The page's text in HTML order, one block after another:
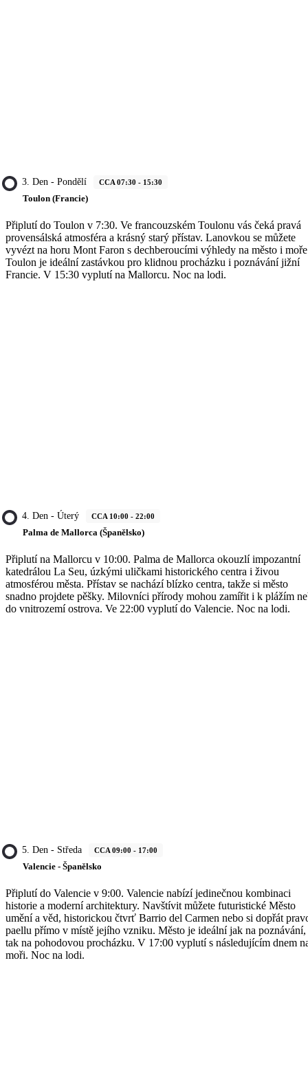
3. Den - Pondělí CCA 07:30 - 15:30
Toulon (Francie)
Připlutí do Toulon v 7:30. Ve francouzském Toulonu vás čeká pravá
provensálská atmosféra a krásný starý přístav. Lanovkou se můžete
vyvézt na horu Mont Faron s dechberoucími výhledy na město i
Toulon je ideální zastávkou pro klidnou procházku i poznávání jižní
Francie. V 15:30 vyplutí na Mallorcu. Noc na lodi.
4. Den - Úterý CCA 10:00 - 22:00
Palma de Mallorca (Španělsko)
Připlutí na Mallorcu v 10:00. Palma de Mallorca okouzlí impozantní
katedrálou La Seu, úzkými uličkami historického centra i živou
atmosférou města. Přístav se nachází blízko centra, takže si město
snadno projdete pěšky. Milovníci přírody mohou zamířit i k plážím
do vnitrozemí ostrova. Ve 22:00 vyplutí do Valencie. Noc na lodi.
5. Den - Středa CCA 09:00 - 17:00
Valencie - Španělsko
Připlutí do Valencie v 9:00. Valencie nabízí jedinečnou kombinaci
historie a moderní architektury. Navštívit můžete futuristické Město
umění a věd, historickou čtvrť Barrio del Carmen nebo si dopřát
paellu přímo v místě jejího vzniku. Město je ideální jak na poznávání,
tak na pohodovou procházku. V 17:00 vyplutí s následujícím dnem
moři. Noc na lodi.